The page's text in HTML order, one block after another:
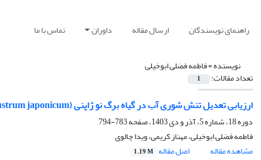
راهنمای نویسندگان ارسال مقاله داوران تماس با ما
نویسنده =فاطمه فضلی ابوخیلی
تعداد مقالات: 1
ارزیابی تعدیل تنش شوری آب در گیاه برگ نو ژاپنی (Ligustrum japonicum) با کاربرد اسید هیومیک
دوره 18، شماره 5، آذر و دی 1403، صفحه
783-794
فاطمه فضلی ابوخیلی، مهناز کریمی، ویدا چالوی
مشاهده مقاله
اصل مقاله 1.19 M